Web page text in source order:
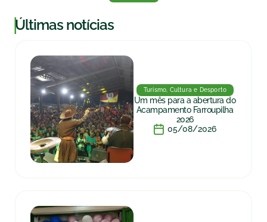
|Últimas notícias
Turismo, Cultura e Desporto
Um mês para a abertura do
Acampamento Farroupilha
2026
05/08/2026